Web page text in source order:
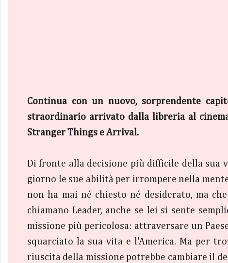
Continua con un nuovo, sorprendente
straordinario arrivato dalla libreria al
Stranger Things e Arrival.
Di fronte alla decisione più difficile della sua
giorno le sue abilità per irrompere nella
non ha mai né chiesto né desiderato, ma
chiamano Leader, anche se lei si sente
missione più pericolosa: attraversare un
squarciato la sua vita e l'America. Ma per
riuscita della missione potrebbe cambiare il